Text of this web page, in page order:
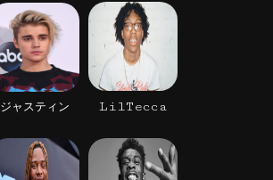
ジャスティン LilTecca